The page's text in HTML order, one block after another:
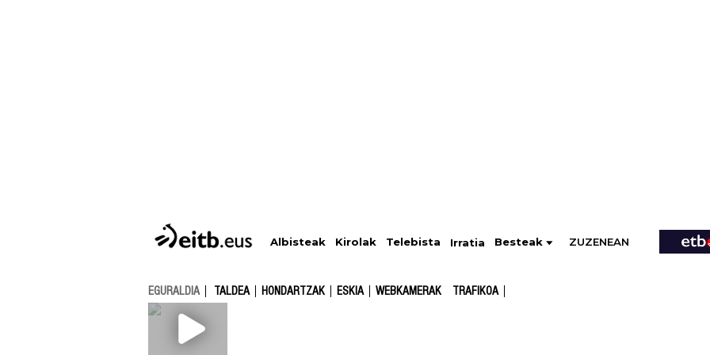
Albisteak Kirolak Telebista Irratia Besteak ZUZENEAN
EGURALDIA TALDEA HONDARTZAK ESKIA WEBKAMERAK TRAFIKOA